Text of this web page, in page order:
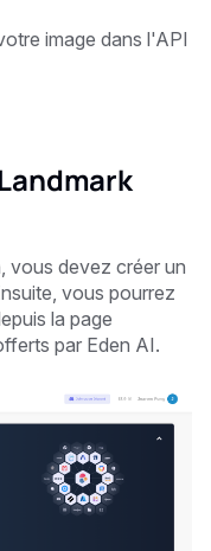
image dans l'API
vous devez créer un
vous pourrez
la page
par Eden AI.